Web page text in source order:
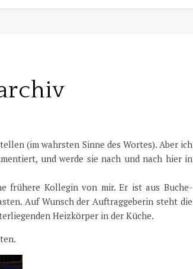
(im wahrsten Sinne des Wortes). Aber ich
und werde sie nach und nach hier in
frühere Kollegin von mir. Er ist aus Buche-
Auf Wunsch der Auftraggeberin steht die
Heizkörper in der Küche.